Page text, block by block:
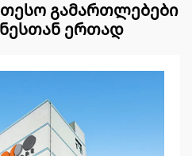
გამართლებები
ერთად